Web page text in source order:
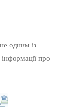
одним із
про